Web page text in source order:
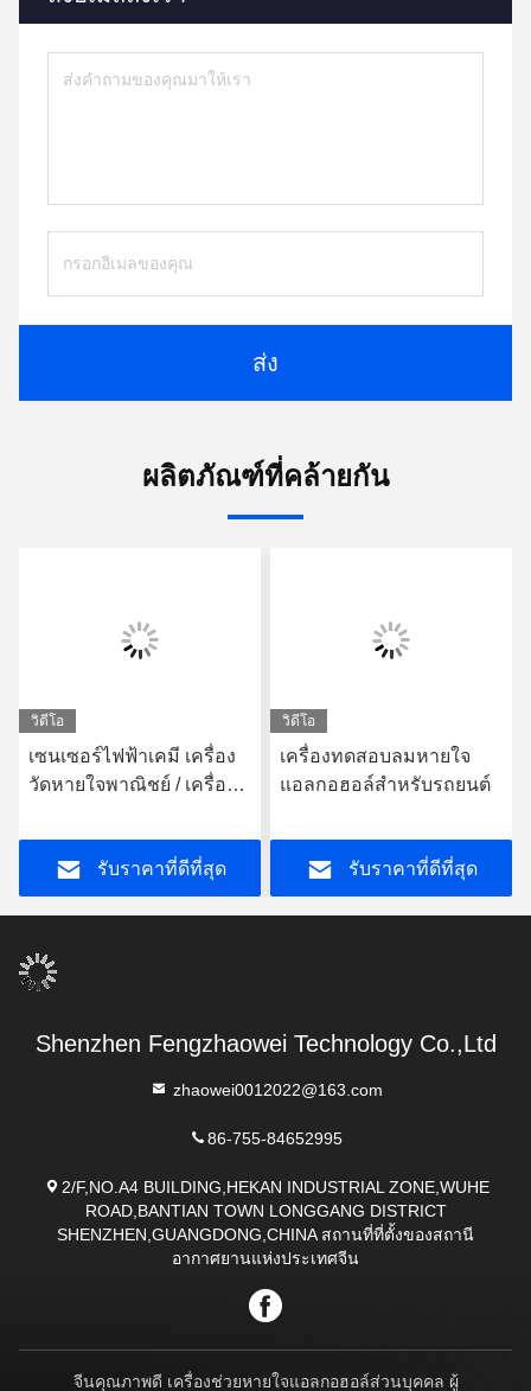
ส่ง
ผลิตภัณฑ์ที่คล้ายกัน
วิดีโอ
เซนเซอร์ไฟฟ้าเคมี เครื่อง
วัดหายใจพาณิชย์ / เครื่อง
เซลล์เชื้อเพลิง
รับราคาที่ดีที่สุด
วิดีโอ
เครื่องทดสอบลมหายใจ
แอลกอฮอล์สําหรับรถยนต์
รับราคาที่ดีที่สุด
Shenzhen Fengzhaowei Technology Co.,Ltd
zhaowei0012022@163.com
86-755-84652995
2/F,NO.A4 BUILDING,HEKAN INDUSTRIAL ZONE,WUHE
ROAD,BANTIAN TOWN LONGGANG DISTRICT
SHENZHEN,GUANGDONG,CHINA สถานที่ที่ตั้งของสถานี
อากาศยานแห่งประเทศจีน
จีนคุณภาพดี เครื่องช่วยหายใจแอลกอฮอล์ส่วนบุคคล ผู้